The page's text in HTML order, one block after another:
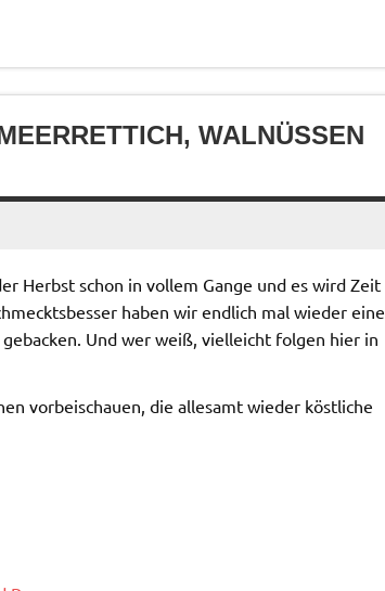
WALNÜSSEN
Herbst schon in vollem Gange und es wird Zeit
haben wir endlich mal wieder eine
Und wer weiß, vielleicht folgen hier in
vorbeischauen, die allesamt wieder köstliche